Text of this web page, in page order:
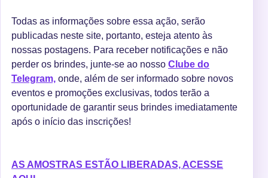
Todas as informações sobre essa ação, serão
publicadas neste site, portanto, esteja atento às
nossas postagens. Para receber notificações e não
perder os brindes, junte-se ao nosso Clube do
Telegram, onde, além de ser informado sobre novos
eventos e promoções exclusivas, todos terão a
oportunidade de garantir seus brindes imediatamente
após o início das inscrições!
AS AMOSTRAS ESTÃO LIBERADAS, ACESSE